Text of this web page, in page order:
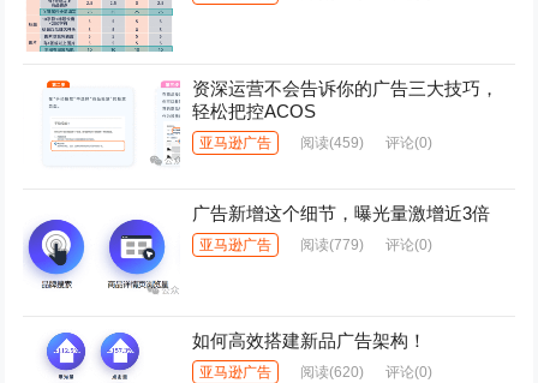
资深运营不会告诉你的广告三大技巧，
轻松把控ACOS
亚马逊广告 阅读(459) 评论(0)
广告新增这个细节，曝光量激增近3倍
亚马逊广告 阅读(779) 评论(0)
如何高效搭建新品广告架构！
亚马逊广告 阅读(620) 评论(0)